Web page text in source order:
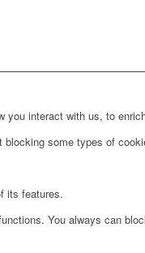
interact with us, to
some types of
its features.
You always can